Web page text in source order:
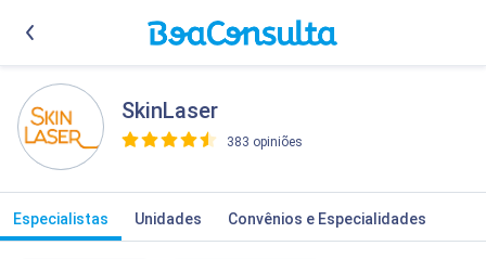
SkinLaser
383 opiniões
Especialistas Unidades Convênios e Especialidades